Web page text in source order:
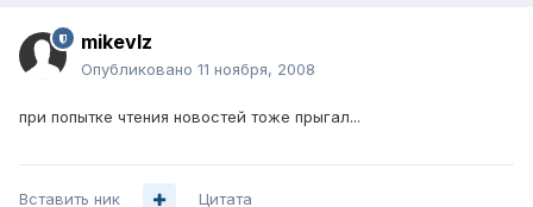
mikevlz
Опубликовано 11 ноября, 2008
при попытке чтения новостей тоже прыгал...
Вставить ник Цитата